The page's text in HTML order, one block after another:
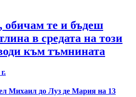
те и бъдеш
в средата на този
към тъмнината
Михаил до Луз де Мария на 13